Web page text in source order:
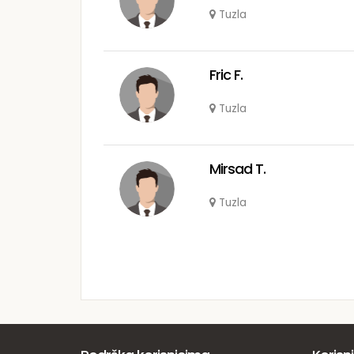
Tuzla
Fric F.
Tuzla
Mirsad T.
Tuzla